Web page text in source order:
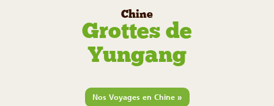
Chine
Grottes de
Yungang
Nos Voyages en Chine »